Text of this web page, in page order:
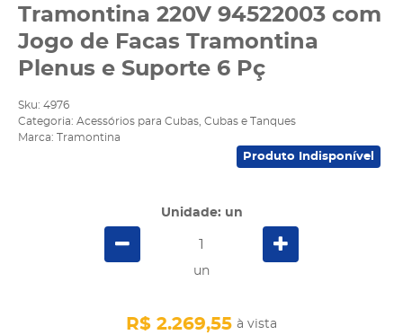
Tramontina 220V 94522003 com
Jogo de Facas Tramontina
Plenus e Suporte 6 Pç
Sku: 4976
Categoria: Acessórios para Cubas Cubas e Tanques
Marca:
Tramontina
Produto Indisponível
Unidade: un
un
R$ 2.269,55 à vista